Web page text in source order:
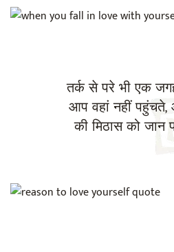
तर्क से परे भी एक
आप वहां नहीं
की मिठास को जान